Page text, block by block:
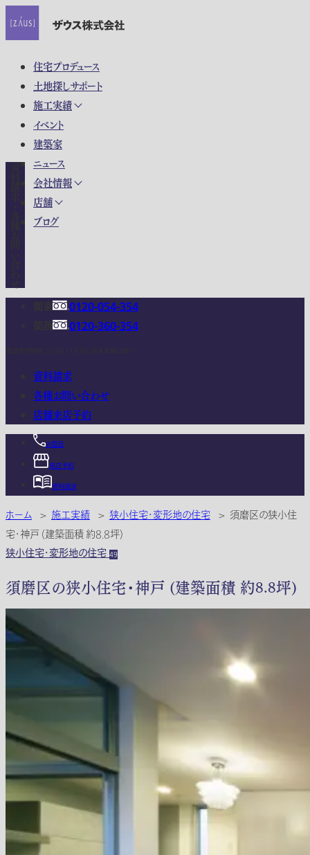
住宅プロデュース
土地探しサポート
施工実績
イベント
建築家
ニュース
会社情報
店舗
ブログ
0120-054-354
0120-360-354
資料請求
各種お問い合わせ
店舗来店予約
お電話
来店予約
資料請求
ホーム > 施工実績 > 狭小住宅・変形地の住宅 > 須磨区の狭小住
宅・神戸 (建築面積 約8.8坪)
狭小住宅・変形地の住宅49
須磨区の狭小住宅・神戸 (建築面積 約8.8坪)